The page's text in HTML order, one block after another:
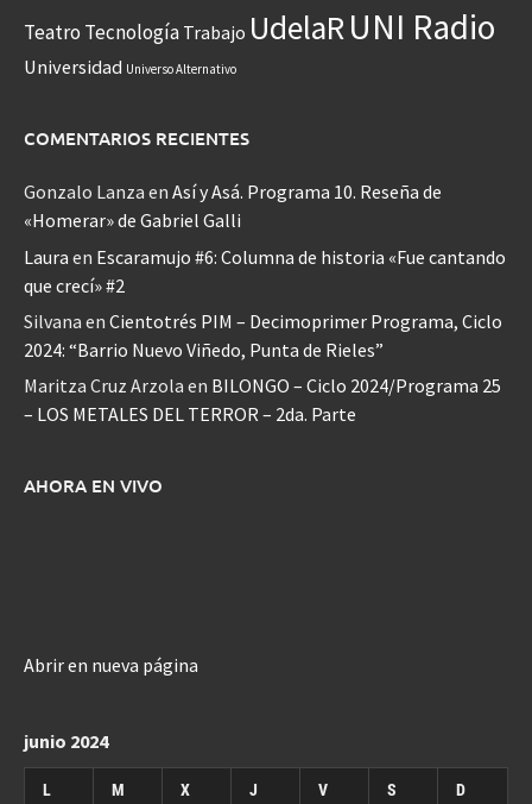
Teatro Tecnología Trabajo UdelaRUNI Radio
Universidad Universo Alternativo
COMENTARIOS RECIENTES
Gonzalo Lanza en Así y Asá. Programa 10. Reseña de
«Homerar» de Gabriel Galli
Laura en Escaramujo #6: Columna de historia «Fue cantando
que crecí» #2
Silvana en Cientotrés PIM – Decimoprimer Programa, Ciclo
2024: “Barrio Nuevo Viñedo, Punta de Rieles”
Maritza Cruz Arzola en BILONGO – Ciclo 2024/Programa 25
– LOS METALES DEL TERROR – 2da. Parte
AHORA EN VIVO
Abrir en nueva página
junio 2024
L M X J V S D